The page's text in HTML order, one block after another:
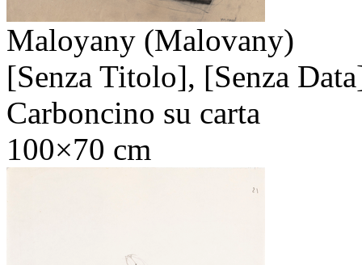
Maloyany (Malovany)
[Senza Titolo], [Senza
Carboncino su carta
100×70 cm